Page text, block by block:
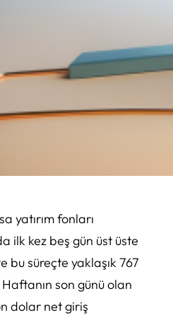
yatırım fonları
ilk kez beş gün üst üste
bu süreçte yaklaşık 767
son günü olan
dolar net giriş